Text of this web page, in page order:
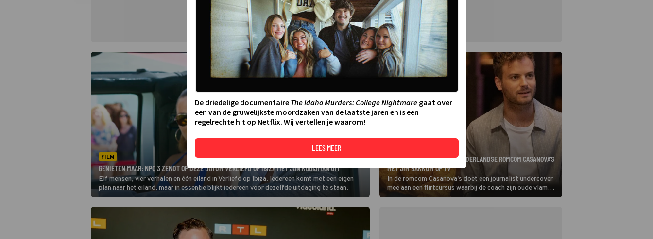
FILM
GENIETEN MAAR: NPO 3 ZENDT OP DEZE DATUM VERLIEFD OP IBIZA MET JAN KOOIJMAN UIT
Elf mensen, vier verhalen en één eiland in Verliefd op Ibiza. Iedereen komt met een eigen
plan naar het eiland, maar in essentie blijkt iedereen voor dezelfde uitdaging te staan.
OP DEZE DATUM ZIE JE DE NEDERLANDSE ROMCOM CASANOVA'S
MET JIM BAKKUM OP TV
In de romcom Casanova's doet een journalist undercover
mee aan een flirtcursus waarbij de coach zijn oude vlam
blijkt te zijn.
De driedelige documentaire The Idaho Murders: College Nightmaregaat over
een van de gruwelijkste moordzaken van de laatste jaren en is een
regelrechte hit op Netflix. Wij vertellen je waarom!
LEES MEER